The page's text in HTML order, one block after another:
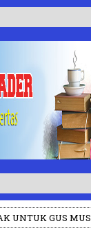
UNTUK GUS MUS